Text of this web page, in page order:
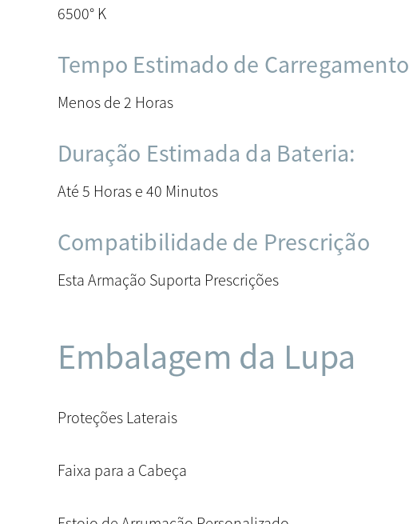
6500° K
Tempo Estimado de Carregamento
Menos de 2 Horas
Duração Estimada da Bateria:
Até 5 Horas e 40 Minutos
Compatibilidade de Prescrição
Esta Armação Suporta Prescrições
Embalagem da Lupa
Proteções Laterais
Faixa para a Cabeça